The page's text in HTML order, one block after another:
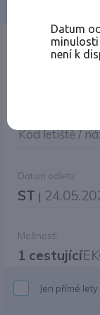
Místo odletu
Kód letiště /
Datum odletu
ST |
Možnosti
1 cestující
Jen přímé lety
Datum
minulosti
není k